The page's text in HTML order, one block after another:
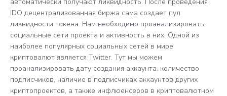
IDO децентрализованная биржа сама создает пул
ликвидности токена. Нам необходимо проанализировать
социальные сети проекта и активность в них. Одной из
наиболее популярных социальных сетей в мире
криптовалют является Twitter. Тут мы можем
проанализировать дату создания аккаунта, количество
подписчиков, наличие в подписчиках аккаунтов других
криптопроектов, а также инфлюенсеров в криптовалютном